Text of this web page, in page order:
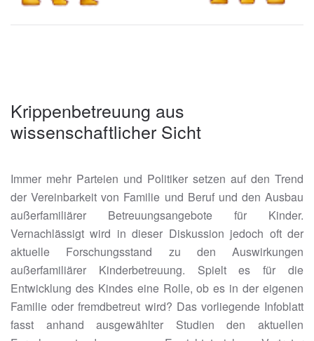
Krippenbetreuung aus
wissenschaftlicher Sicht
Immer mehr Parteien und Politiker setzen auf den Trend
der Vereinbarkeit von Familie und Beruf und den Ausbau
außerfamiliärer Betreuungsangebote für Kinder.
Vernachlässigt wird in dieser Diskussion jedoch oft der
aktuelle Forschungsstand zu den Auswirkungen
außerfamiliärer Kinderbetreuung. Spielt es für die
Entwicklung des Kindes eine Rolle, ob es in der eigenen
Familie oder fremdbetreut wird? Das vorliegende Infoblatt
fasst anhand ausgewählter Studien den aktuellen